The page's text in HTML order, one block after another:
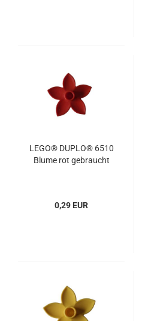
LEGO® DUPLO® 6510
Blume rot gebraucht
0,29 EUR